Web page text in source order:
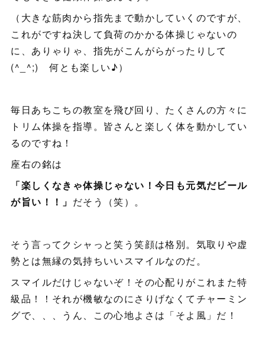
（大きな筋肉から指先まで動かしていくのですが、
これがですね決して負荷のかかる体操じゃないの
に、ありゃりゃ、指先がこんがらがったりして
(^_^;) 何とも楽しい♪）
毎日あちこちの教室を飛び回り、たくさんの方々に
トリム体操を指導。皆さんと楽しく体を動かしてい
るのですね！
座右の銘は
「楽しくなきゃ体操じゃない！今日も元気だビール
が旨い！！」 だそう（笑）。
そう言ってクシャっと笑う笑顔は格別。気取りや虚
勢とは無縁の気持ちいいスマイルなのだ。
スマイルだけじゃないぞ！その心配りがこれまた特
級品！！それが機敏なのにさりげなくてチャーミン
グで、、、うん、この心地よさは「そよ風」だ！